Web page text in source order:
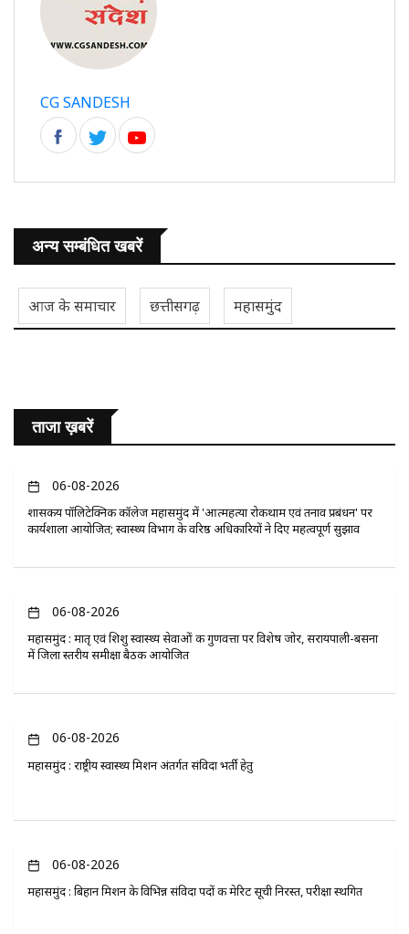
CG SANDESH
अन्य सम्बंधित खबरें
आज के समाचार छत्तीसगढ़ महासमुंद
ताजा ख़बरें
06-08-2026
​शासकीय पॉलिटेक्निक कॉलेज महासमुंद में 'आत्महत्या रोकथाम एवं तनाव प्रबंधन' पर
कार्यशाला आयोजित; स्वास्थ्य विभाग के वरिष्ठ अधिकारियों ने दिए महत्वपूर्ण सुझाव
06-08-2026
महासमुंद : मातृ एवं शिशु स्वास्थ्य सेवाओं की गुणवत्ता पर विशेष जोर, सरायपाली-बसना
में जिला स्तरीय समीक्षा बैठक आयोजित
06-08-2026
महासमुंद : राष्ट्रीय स्वास्थ्य मिशन अंतर्गत संविदा भर्ती हेतु
06-08-2026
महासमुंद : बिहान मिशन के विभिन्न संविदा पदों की मेरिट सूची निरस्त, परीक्षा स्थगित